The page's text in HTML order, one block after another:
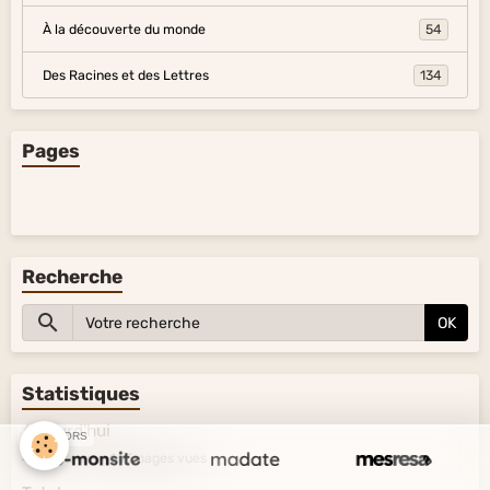
À la découverte du monde 54
Des Racines et des Lettres 134
Pages
Recherche
OK
Statistiques
Aujourd'hui
45visiteurs -165pages vues
SPONSORS